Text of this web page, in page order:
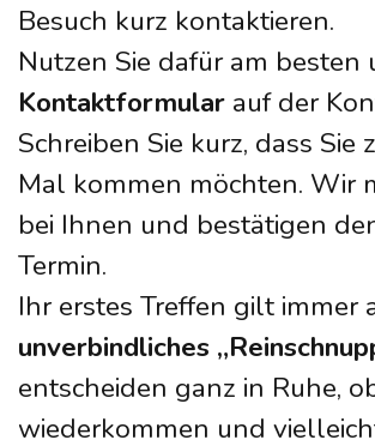
Besuch kurz kontaktieren.
Nutzen Sie dafür am besten
Kontaktformular auf der
Schreiben Sie kurz, dass Sie
Mal kommen möchten. Wir
bei Ihnen und bestätigen
Termin.
Ihr erstes Treffen gilt immer
unverbindliches
entscheiden ganz in Ruhe,
wiederkommen und